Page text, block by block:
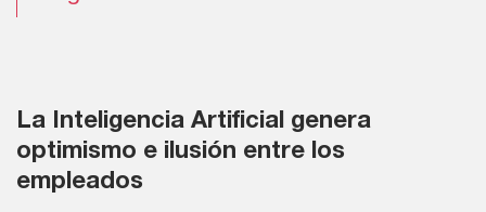
La Inteligencia Artificial genera
optimismo e ilusión entre los
empleados